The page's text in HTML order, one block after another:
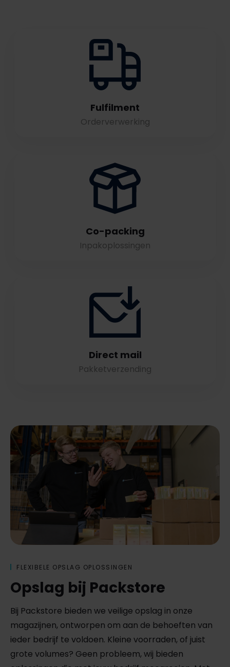
Fulfilment
Orderverwerking
Co-packing
Inpakoplossingen
Direct mail
Pakketverzending
FLEXIBELE OPSLAG OPLOSSINGEN
Opslag bij Packstore
Bij Packstore bieden we veilige opslag in onze
magazijnen, ontworpen om aan de behoeften van
ieder bedrijf te voldoen. Kleine voorraden, of juist
grote volumes? Geen probleem, wij bieden